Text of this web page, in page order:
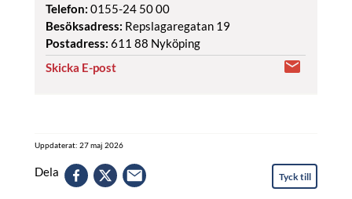
Telefon: 0155-24 50 00
Besöksadress: Repslagaregatan 19
Postadress: 611 88 Nyköping
Skicka E-post
Uppdaterat: 27 maj 2026
Dela Tyck till